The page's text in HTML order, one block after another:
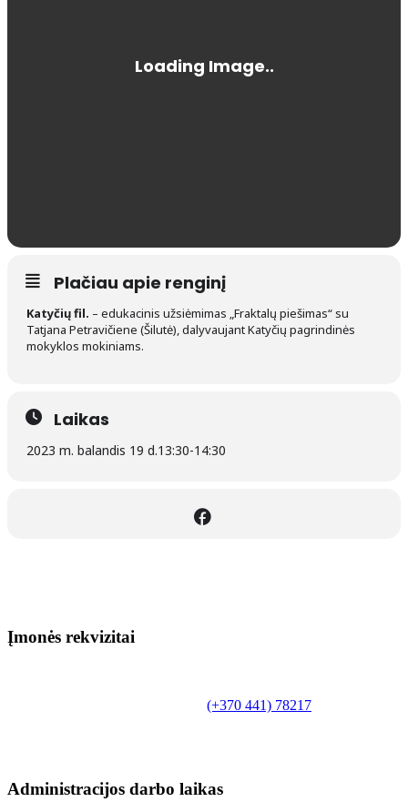
Plačiau apie renginį
Katyčių fil. – edukacinis užsiėmimas „Fraktalų piešimas“ su
Tatjana Petravičiene (Šilutė), dalyvaujant Katyčių pagrindinės
mokyklos mokiniams.
Laikas
2023 m. balandis 19 d.13:30-14:30
Įmonės rekvizitai
(+370 441) 78217
Administracijos darbo laikas